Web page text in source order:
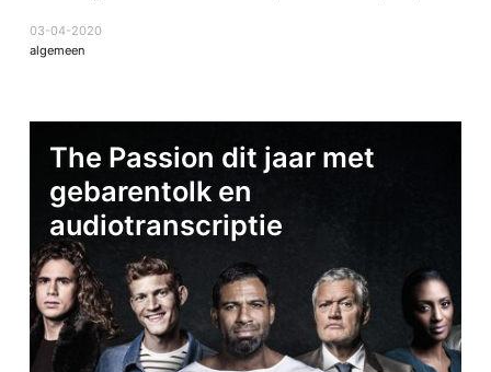
03-04-2020
algemeen
The Passion dit jaar met
gebarentolk en
audiotranscriptie